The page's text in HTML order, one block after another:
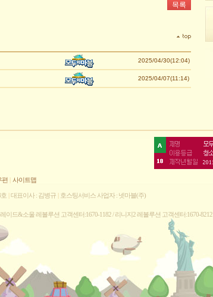
목록
2025/04/30(12:04)
2025/04/07(11:14)
편 | 사이트맵
|대표이사 : 김병규 | 호스팅서비스 사업자 : 넷마블(주)
이드&소울 레볼루션 고객센터:1670-1182 / 리니지2 레볼루션 고객센터:1670-8212